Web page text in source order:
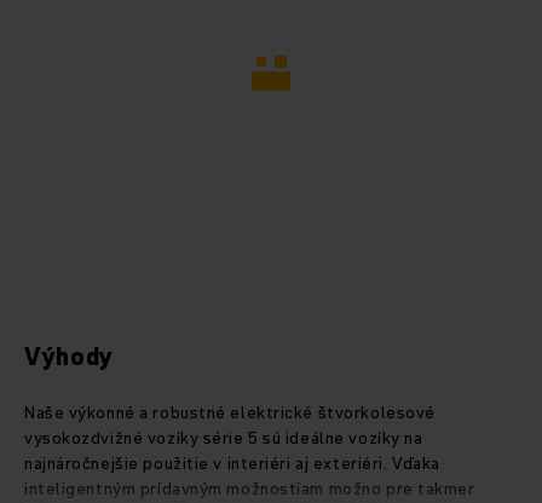
Výhody
Naše výkonné a robustné elektrické štvorkolesové
vysokozdvižné vozíky série 5 sú ideálne vozíky na
najnáročnejšie použitie v interiéri aj exteriéri. Vďaka
inteligentným prídavným možnostiam možno pre takmer